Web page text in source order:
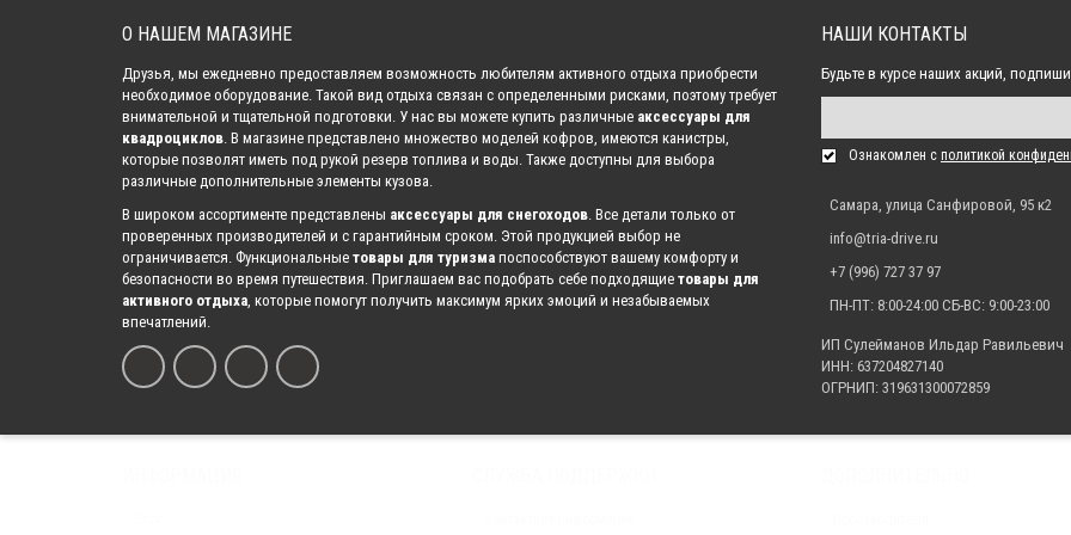
Кронштейн для крепления светодиодной балки над номерным знаком, с трубой
Кронштейн для крепления светодиодной балки на крышу, на штатный рейлинг (алюминий,
Кронштейн для крепления светодиодной балки над номерным знаком, с трубой
Кронштейн для крепления светодиодной балки над номерным знаком (чёрный)
О НАШЕМ МАГАЗИНЕ
Друзья, мы ежедневно предоставляем возможность любителям активного отдыха приобрести
необходимое оборудование. Такой вид отдыха связан с определенными рисками, поэтому требует
внимательной и тщательной подготовки. У нас вы можете купить различные аксессуары для
квадроциклов . В магазине представлено множество моделей кофров, имеются канистры,
которые позволят иметь под рукой резерв топлива и воды. Также доступны для выбора
различные дополнительные элементы кузова.
В широком ассортименте представлены аксессуары для снегоходов . Все детали только от
проверенных производителей и с гарантийным сроком. Этой продукцией выбор не
ограничивается. Функциональные товары для туризма поспособствуют вашему комфорту и
безопасности во время путешествия. Приглашаем вас подобрать себе подходящие товары для
активного отдыха , которые помогут получить максимум ярких эмоций и незабываемых
впечатлений.
НАШИ КОНТАКТЫ
Будьте в курсе наших акций,
Ознакомлен с политикой
Самара, улица Санфировой, 95 к2
info@tria-drive.ru
+7 (996) 727 37 97
ПН-ПТ: 8:00-24:00 СБ-ВС: 9:00-23:00
ИП Сулейманов Ильдар Равильевич
ИНН: 637204827140
ОГРНИП: 319631300072859